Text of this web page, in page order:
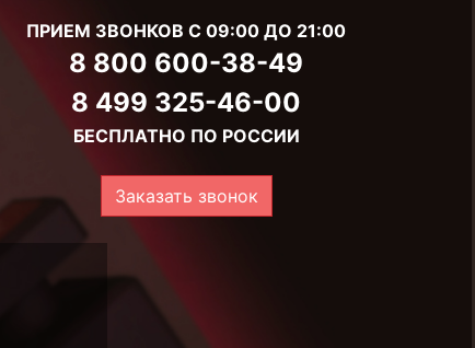
ПРИЕМ ЗВОНКОВ С 09:00 ДО 21:00
8 800 600-38-49
8 499 325-46-00
БЕСПЛАТНО ПО РОССИИ
Заказать звонок